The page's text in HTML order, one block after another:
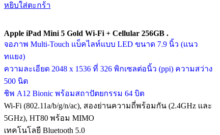
หยิบใส่ตะกร้า
Apple iPad Mini 5 Gold Wi-Fi + Cellular 256GB .
จอภาพ Multi-Touch แบ็คไลท์แบบ LED ขนาด 7.9 นิ้ว (แนว
ทแยง)
ความละเอียด 2048 x 1536 ที่ 326 พิกเซลต่อนิ้ว (ppi) ความสว่าง
500 นิต
ชิพ A12 Bionic พร้อมสถาปัตยกรรม 64 บิต
Wi-Fi (802.11a/b/g/n/ac), สองย่านความถี่พร้อมกัน (2.4GHz และ
5GHz), HT80 พร้อม MIMO
เทคโนโลยี Bluetooth 5.0